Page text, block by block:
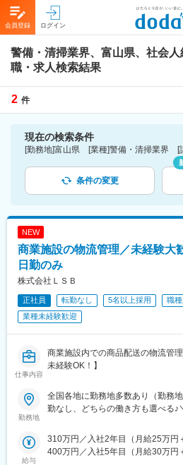
会員登録 ログイン
警備・清掃業界、富山県、社会
職・求人検索結果
2 件
現在の検索条件
条件の変更
NEW
商業施設の物流管理／未経験大
日勤のみ
株式会社ＬＳＢ
正社員 転勤なし 5名以上採用
職
業種未経験歓迎
仕事内容
商業施設内での商品配送の物流管
未経験OK！】
勤務地
全国各地に勤務地多数あり（勤務
勤なし、どちらの働き方も選べる
ー・自転車通勤OK！駐車場あり
◆東京都…23区内◆神奈川県…横
給与
310万円／入社2年目（月給25万円
400万円／入社5年目（月給30万円